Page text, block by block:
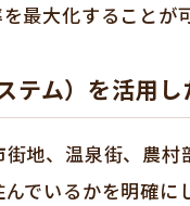
最大化することが
テム）を活用
地、温泉街、農村
でいるかを明確に